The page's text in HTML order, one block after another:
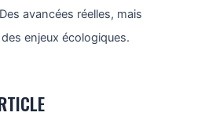
avancées réelles, mais
enjeux écologiques.